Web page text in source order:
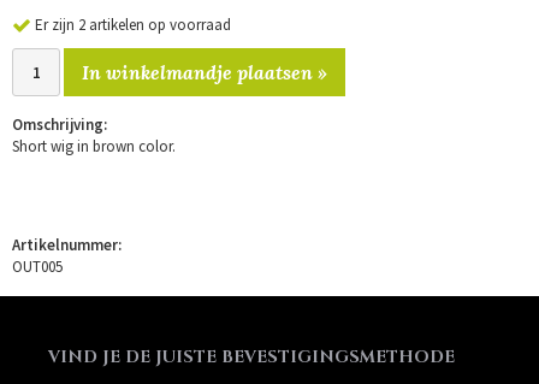
Er zijn 2 artikelen op voorraad
In winkelmandje plaatsen »
Omschrijving:
Short wig in brown color.
Artikelnummer:
OUT005
VIND JE DE JUISTE BEVESTIGINGSMETHODE